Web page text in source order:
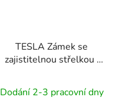
TESLA Zámek se
zajistitelnou střelkou |
Dodání 2-3 pracovní dny